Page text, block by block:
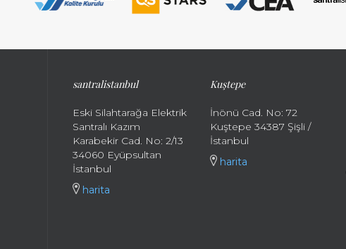
santralistanbul
Eski Silahtarağa Elektrik
Santralı Kazım
Karabekir Cad. No: 2/13
34060 Eyüpsultan
İstanbul
harita
Kuştepe
İnönü Cad. No: 72
Kuştepe 34387 Şişli /
İstanbul
harita